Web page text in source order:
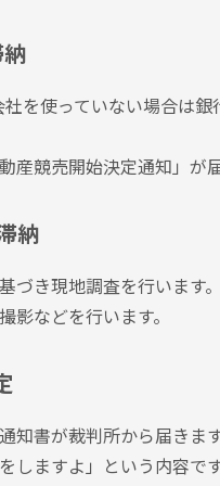
を使っていない場合は
産競売開始決定通知」が
納
づき現地調査を行います
影などを行います。
知書が裁判所から届きま
しますよ」という内容で